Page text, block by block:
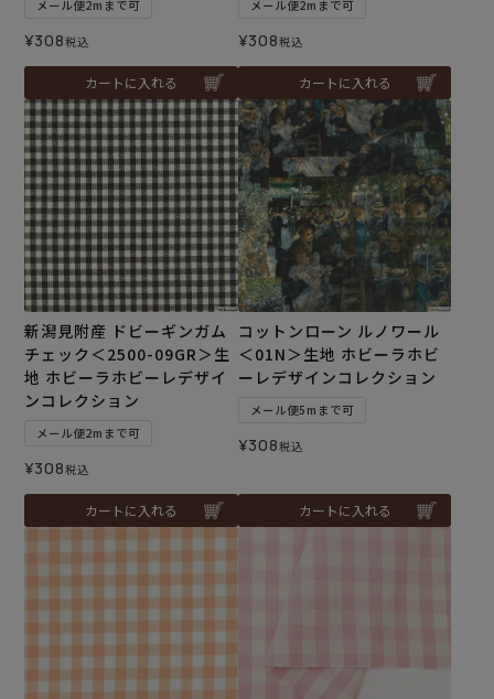
メール便2mまで可
¥308税込
カートに入れる
メール便2mまで可
¥308税込
カートに入れる
新潟見附産 ドビーギンガム
チェック＜2500-09GR＞生
地 ホビーラホビーレデザイ
ンコレクション
メール便2mまで可
¥308税込
カートに入れる
コットンローン ルノワール
＜01N＞生地 ホビーラホビ
ーレデザインコレクション
メール便5mまで可
¥308税込
カートに入れる